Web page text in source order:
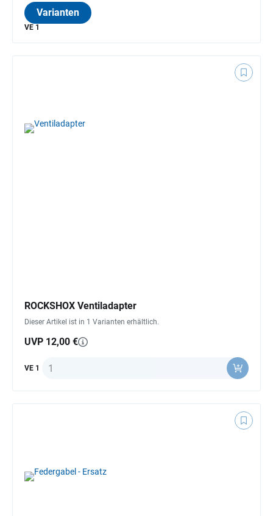
Varianten
VE 1
ROCKSHOX Ventiladapter
Dieser Artikel ist in 1 Varianten erhältlich.
UVP 12,00 €
VE 1 Anzahl